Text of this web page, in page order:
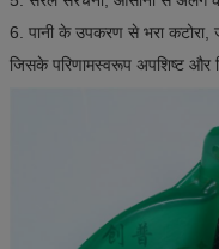
6. पानी के उपकरण से भरा कटोरा,
जिसके परिणामस्वरूप अपशिष्ट और